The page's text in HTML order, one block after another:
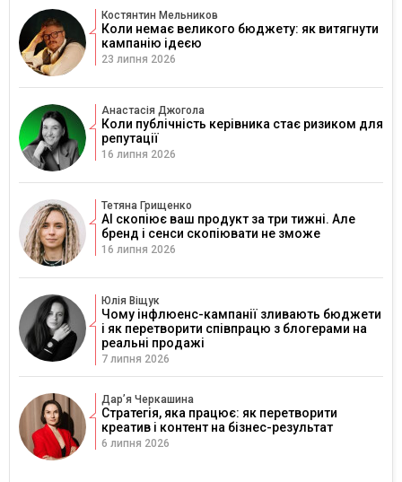
Костянтин Мельников
Коли немає великого бюджету: як витягнути
кампанію ідеєю
23 липня 2026
Анастасія Джогола
Коли публічність керівника стає ризиком для
репутації
16 липня 2026
Тетяна Грищенко
AI скопіює ваш продукт за три тижні. Але
бренд і сенси скопіювати не зможе
16 липня 2026
Юлія Віщук
Чому інфлюенс-кампанії зливають бюджети
і як перетворити співпрацю з блогерами на
реальні продажі
7 липня 2026
Дарʼя Черкашина
Стратегія, яка працює: як перетворити
креатив і контент на бізнес-результат
6 липня 2026